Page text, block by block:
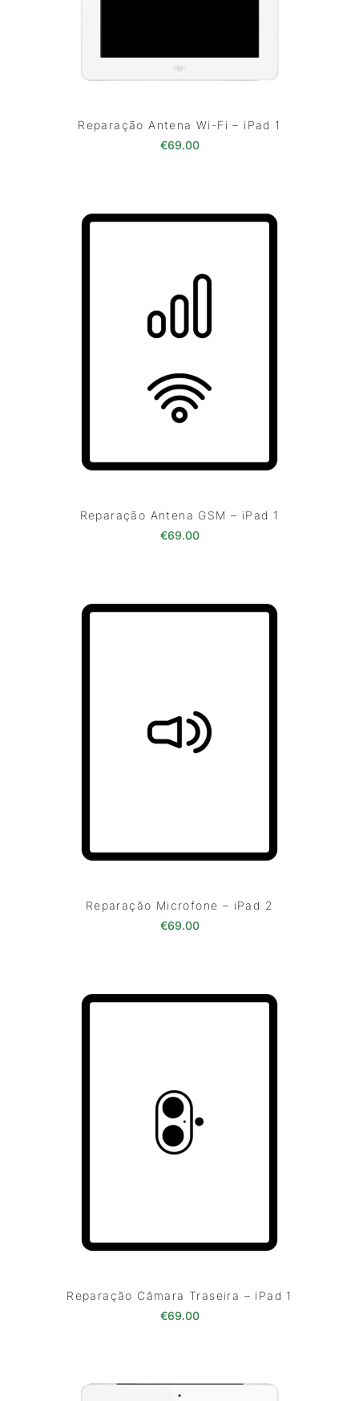
Reparação Antena Wi-Fi – iPad 1
€69.00
Reparação Antena GSM – iPad 1
€69.00
Reparação Microfone – iPad 2
€69.00
Reparação Câmara Traseira – iPad 1
€69.00